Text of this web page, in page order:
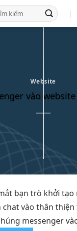
Website
vào
bạn trò khởi tạo
chat vàothân thiện
messenger